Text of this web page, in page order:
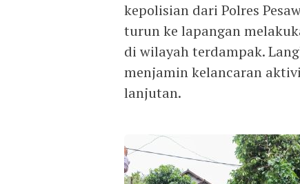
kepolisian dari Polres
turun ke lapangan
di wilayah terdampak.
menjamin kelancaran
lanjutan.